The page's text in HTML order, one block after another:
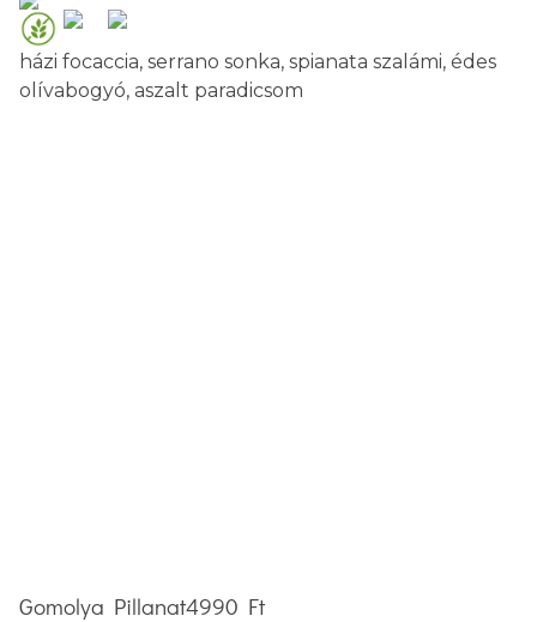
házi focaccia, serrano sonka, spianata szalámi, édes
olívabogyó, aszalt paradicsom
Gomolya Pillanat4990 Ft